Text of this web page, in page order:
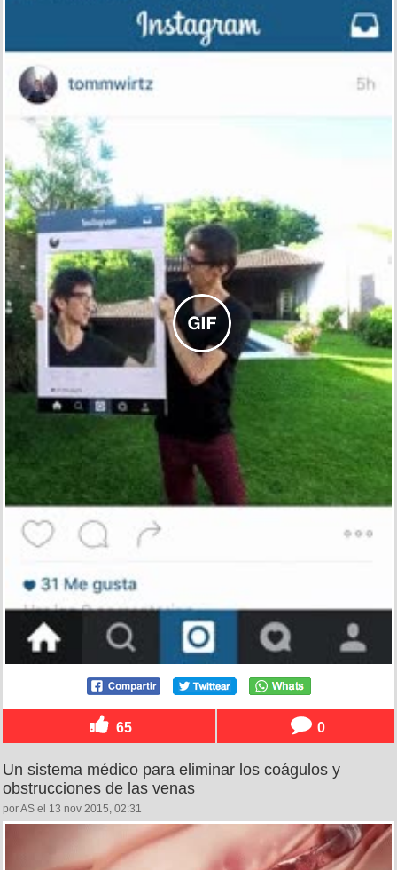
65 0
Un sistema médico para eliminar los coágulos y
obstrucciones de las venas
por AS el 13 nov 2015, 02:31